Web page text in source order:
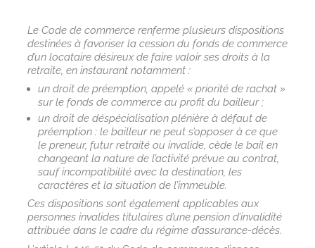
Le Code de commerce renferme plusieurs dispositions
destinées à favoriser la cession du fonds de commerce
d’un locataire désireux de faire valoir ses droits à la
retraite, en instaurant notamment :
un droit de préemption, appelé « priorité de rachat »
sur le fonds de commerce au profit du bailleur ;
un droit de déspécialisation plénière à défaut de
préemption : le bailleur ne peut s’opposer à ce que
le preneur, futur retraité ou invalide, cède le bail en
changeant la nature de l’activité prévue au contrat,
sauf incompatibilité avec la destination, les
caractères et la situation de l’immeuble.
Ces dispositions sont également applicables aux
personnes invalides titulaires d’une pension d’invalidité
attribuée dans le cadre du régime d’assurance-décès.